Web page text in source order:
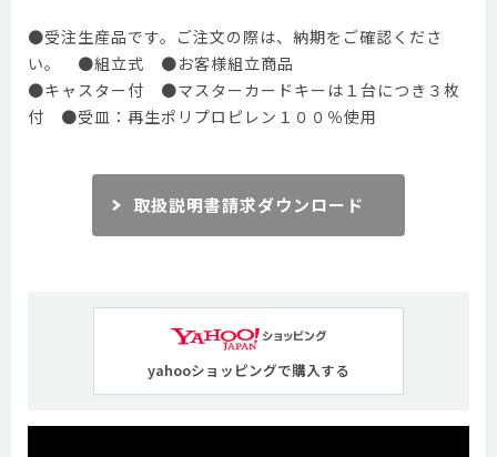
●受注生産品です。ご注文の際は、納期をご確認くださ
い。 ●組立式 ●お客様組立商品
●キャスター付 ●マスターカードキーは１台につき３枚
付 ●受皿：再生ポリプロピレン１００％使用
取扱説明書請求ダウンロード
yahooショッピングで購入する